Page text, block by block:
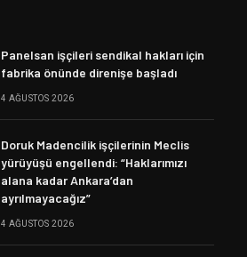
Panelsan işçileri sendikal hakları için
fabrika önünde direnişe başladı
4 AĞUSTOS 2026
Doruk Madencilik işçilerinin Meclis
yürüyüşü engellendi: “Haklarımızı
alana kadar Ankara’dan
ayrılmayacağız”
4 AĞUSTOS 2026